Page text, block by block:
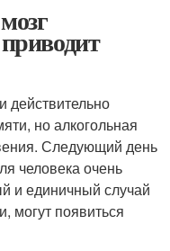
но алкогольная
Следующий день
человека очень
и единичный случай
могут появиться